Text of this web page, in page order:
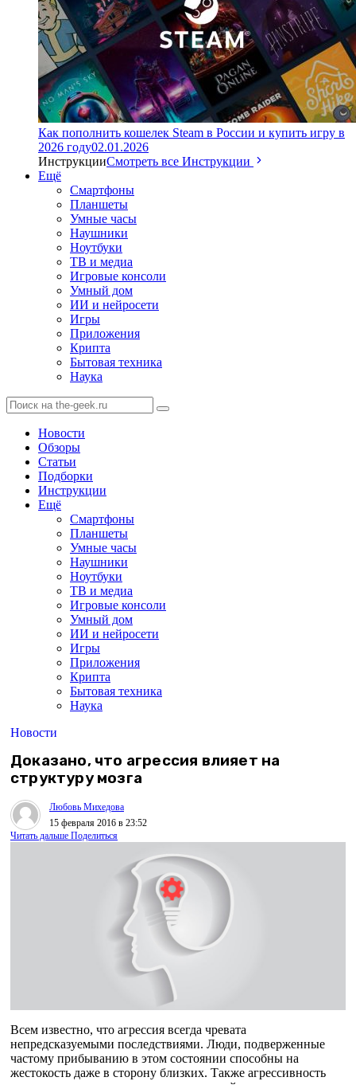
Как пополнить кошелек Steam в России и купить игру в
2026 году02.01.2026
ИнструкцииСмотреть все Инструкции
Ещё
Смартфоны
Планшеты
Умные часы
Наушники
Ноутбуки
ТВ и медиа
Игровые консоли
Умный дом
ИИ и нейросети
Игры
Приложения
Крипта
Бытовая техника
Наука
Новости
Обзоры
Статьи
Подборки
Инструкции
Ещё
Смартфоны
Планшеты
Умные часы
Наушники
Ноутбуки
ТВ и медиа
Игровые консоли
Умный дом
ИИ и нейросети
Игры
Приложения
Крипта
Бытовая техника
Наука
Новости
Доказано, что агрессия влияет на
структуру мозга
Любовь Михедова
15 февраля 2016 в 23:52
Читать дальше Поделиться
Всем известно, что агрессия всегда чревата
непредсказуемыми последствиями. Люди, подверженные
частому прибыванию в этом состоянии способны на
жестокость даже в сторону близких. Также агрессивность